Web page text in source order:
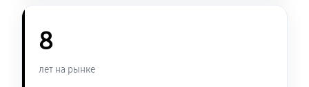
8
лет на рынке